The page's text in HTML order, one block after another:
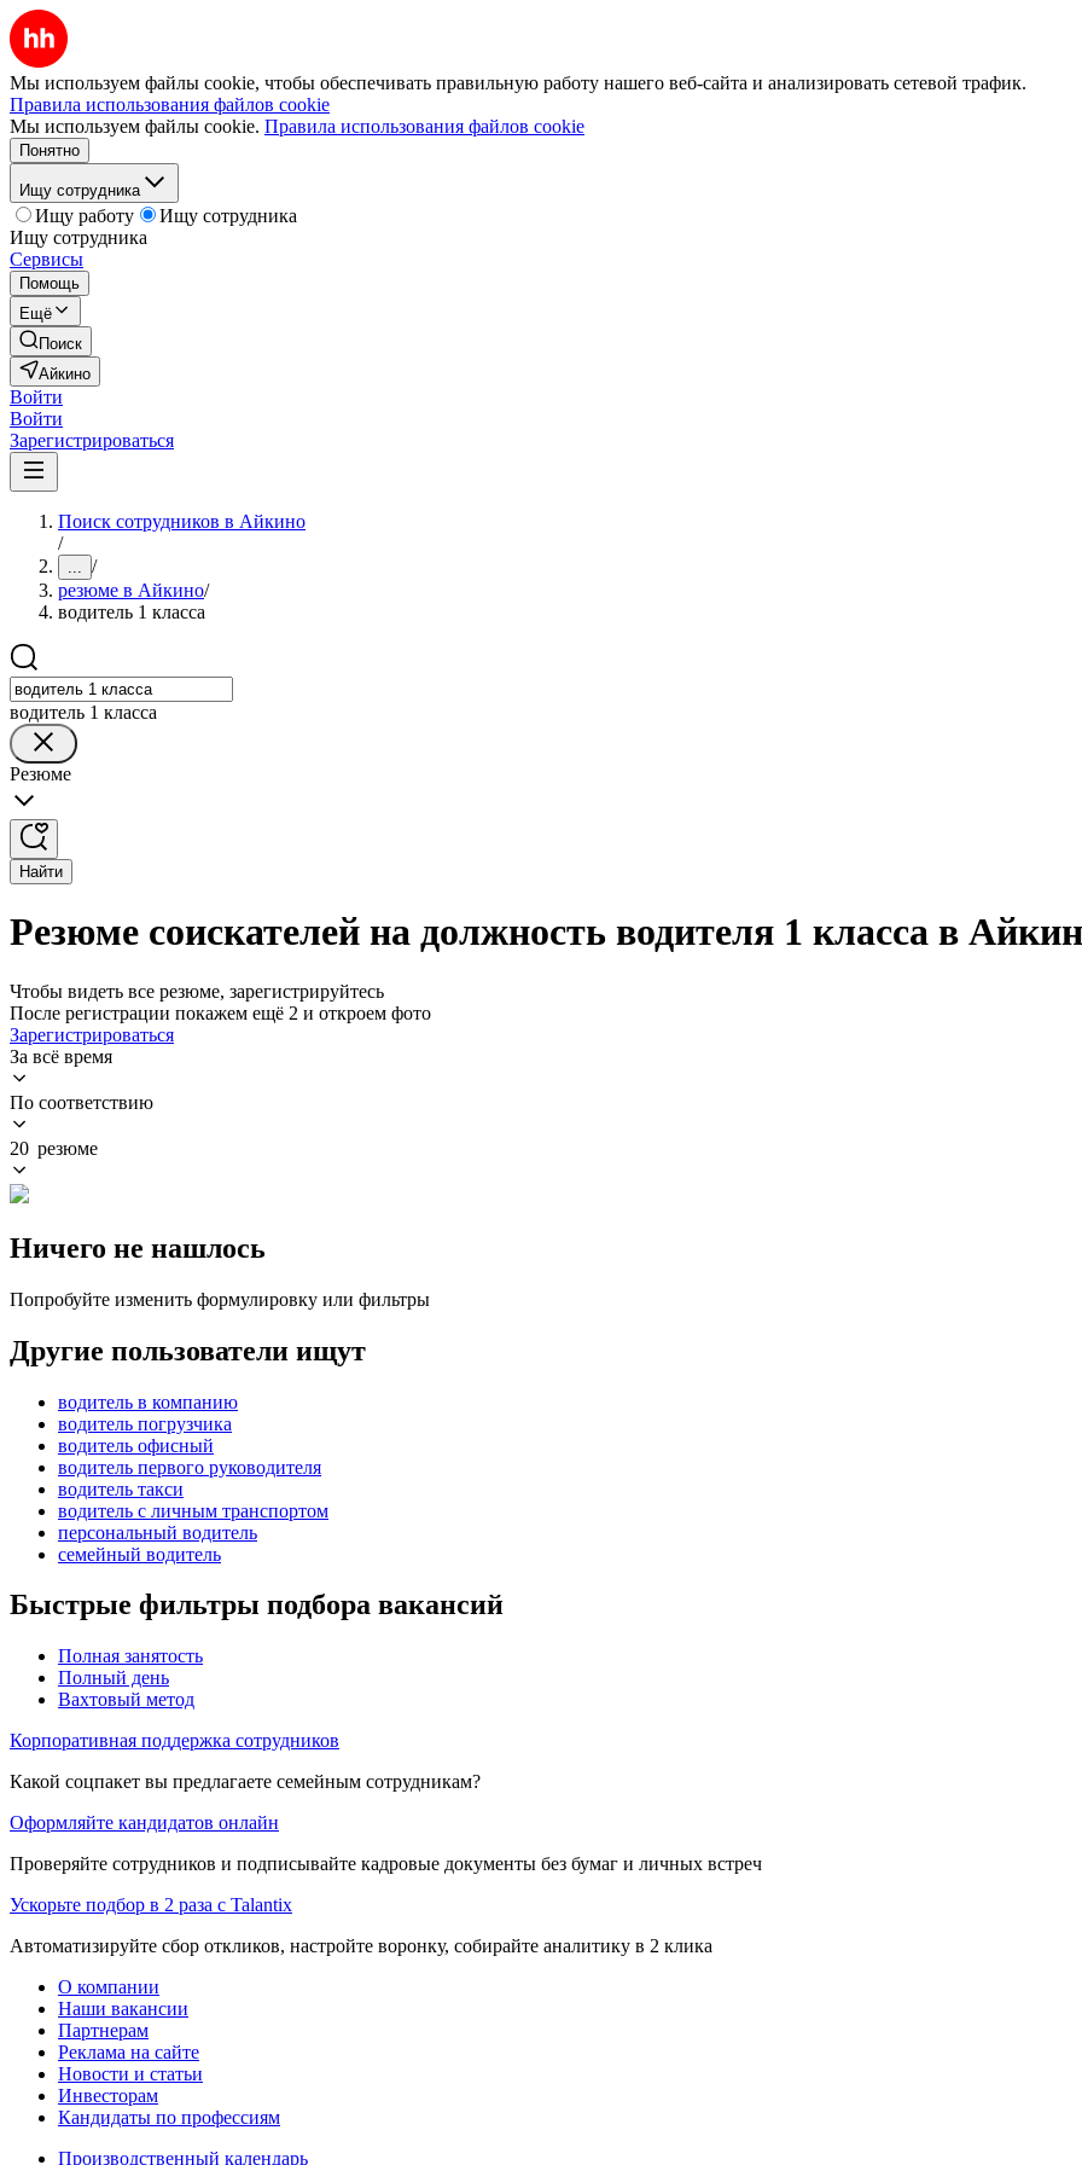
Мы используем файлы cookie, чтобы обеспечивать правильную работу нашего веб-сайта и анализировать сетевой трафик.
Правила использования файлов cookie
Мы используем файлы cookie. Правила использования файлов cookie
Понятно
Ищу сотрудника
Ищу работу
Ищу сотрудника
Ищу сотрудника
Сервисы
Помощь
Ещё
Поиск
Айкино
Войти
Войти
Зарегистрироваться
Поиск сотрудников в Айкино
/
... /
резюме в Айкино/
водитель 1 класса
водитель 1 класса
Резюме
Найти
Резюме соискателей на должность водителя 1 класса в
Чтобы видеть все резюме, зарегистрируйтесь
После регистрации покажем ещё 2 и откроем фото
Зарегистрироваться
За всё время
По соответствию
20 резюме
Ничего не нашлось
Попробуйте изменить формулировку или фильтры
Другие пользователи ищут
водитель в компанию
водитель погрузчика
водитель офисный
водитель первого руководителя
водитель такси
водитель с личным транспортом
персональный водитель
семейный водитель
Быстрые фильтры подбора вакансий
Полная занятость
Полный день
Вахтовый метод
Корпоративная поддержка сотрудников
Какой соцпакет вы предлагаете семейным сотрудникам?
Оформляйте кандидатов онлайн
Проверяйте сотрудников и подписывайте кадровые документы без бумаг и личных встреч
Ускорьте подбор в 2 раза с Talantix
Автоматизируйте сбор откликов, настройте воронку, собирайте аналитику в 2 клика
О компании
Наши вакансии
Партнерам
Реклама на сайте
Новости и статьи
Инвесторам
Кандидаты по профессиям
Производственный календарь